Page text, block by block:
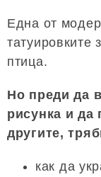
Една от
татуировките
птица.
Но преди да
рисунка и да
другите,
как да